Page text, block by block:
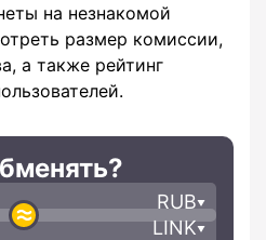
на незнакомой
размер комиссии,
а также рейтинг
RUB
LINK